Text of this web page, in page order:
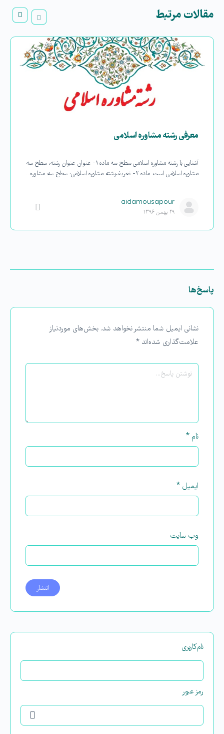
مقالات مرتبط
معرفی رشته مشاوره اسلامی
آشنایی با رشته مشاوره اسلامی سطح سه ماده ۱- عنوان عنوان رشته، سطح سه
مشاوره اسلامی است. ماده ۲- تعریف رشته مشاوره اسلامی: سطح سه مشاوره…
aidamousapour
۲۹ بهمن ۱۳۹۶
پاسخ‌ها
نشانی ایمیل شما منتشر نخواهد شد. بخش‌های موردنیاز
علامت‌گذاری شده‌اند *
نام *
ایمیل *
وب‌ سایت
نام‌کاربری
رمز عبور